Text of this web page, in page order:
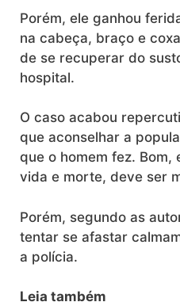
Porém, ele ganhou
na cabeça, braço e
de se recuperar do
hospital.
O caso acabou
que aconselhar a
que o homem fez. Bom,
vida e morte, deve ser
Porém, segundo as
tentar se afastar
a polícia.
Leia também